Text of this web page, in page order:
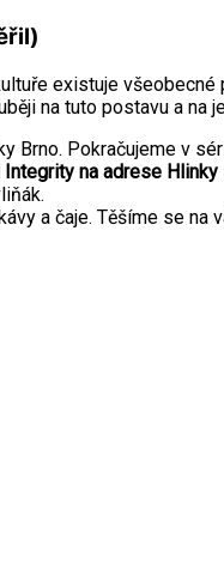
existuje
na tuto postavu a
Brno. Pokračujeme v
na adrese Hlinky
a čaje. Těšíme se na